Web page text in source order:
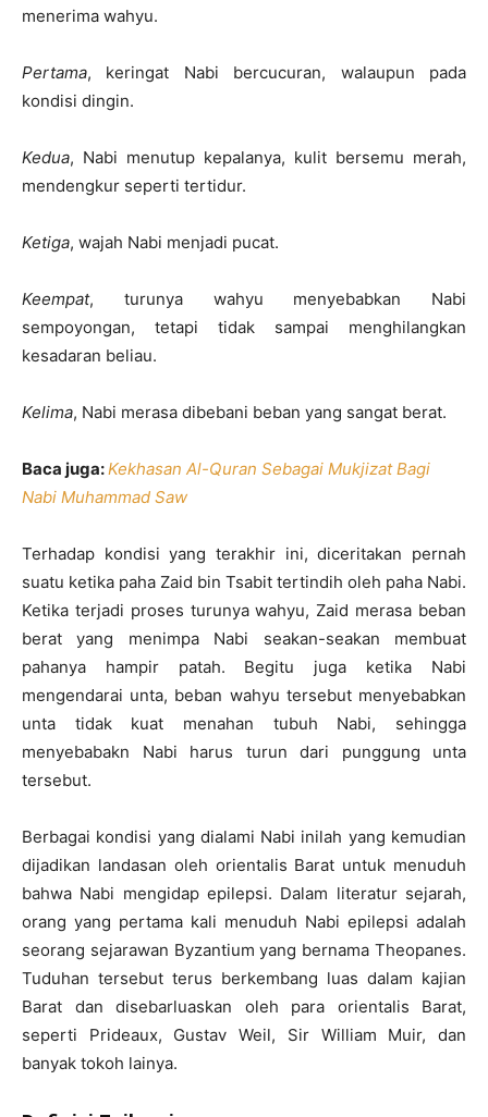
menerima wahyu.
Pertama, keringat Nabi bercucuran, walaupun pada
kondisi dingin.
Kedua, Nabi menutup kepalanya, kulit bersemu merah,
mendengkur seperti tertidur.
Ketiga, wajah Nabi menjadi pucat.
Keempat, turunya wahyu menyebabkan Nabi
sempoyongan, tetapi tidak sampai menghilangkan
kesadaran beliau.
Kelima, Nabi merasa dibebani beban yang sangat berat.
Baca juga:Kekhasan Al-Quran Sebagai Mukjizat Bagi
Nabi Muhammad Saw
Terhadap kondisi yang terakhir ini, diceritakan pernah
suatu ketika paha Zaid bin Tsabit tertindih oleh paha Nabi.
Ketika terjadi proses turunya wahyu, Zaid merasa beban
berat yang menimpa Nabi seakan-seakan membuat
pahanya hampir patah. Begitu juga ketika Nabi
mengendarai unta, beban wahyu tersebut menyebabkan
unta tidak kuat menahan tubuh Nabi, sehingga
menyebabakn Nabi harus turun dari punggung unta
tersebut.
Berbagai kondisi yang dialami Nabi inilah yang kemudian
dijadikan landasan oleh orientalis Barat untuk menuduh
bahwa Nabi mengidap epilepsi. Dalam literatur sejarah,
orang yang pertama kali menuduh Nabi epilepsi adalah
seorang sejarawan Byzantium yang bernama Theopanes.
Tuduhan tersebut terus berkembang luas dalam kajian
Barat dan disebarluaskan oleh para orientalis Barat,
seperti Prideaux, Gustav Weil, Sir William Muir, dan
banyak tokoh lainya.